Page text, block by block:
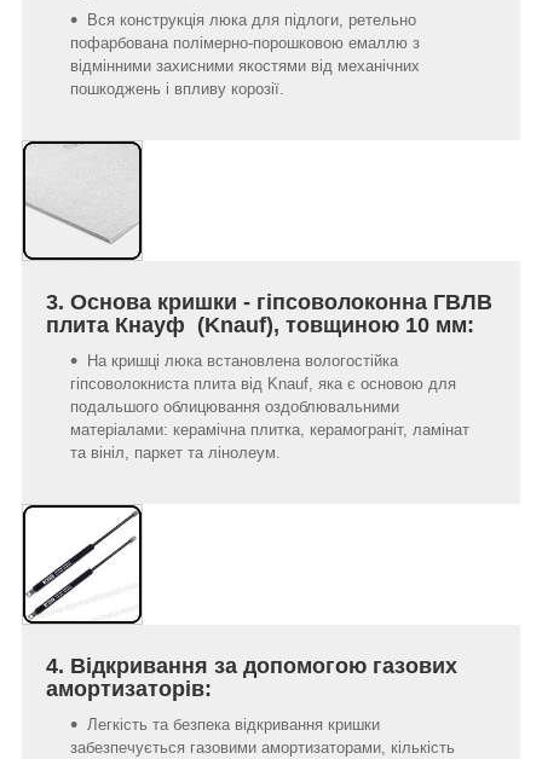
Вся конструкція люка для підлоги, ретельно
пофарбована полімерно-порошковою емаллю з
відмінними захисними якостями від механічних
пошкоджень і впливу корозії.
3. Основа кришки - гіпсоволоконна ГВЛВ
плита Кнауф (Knauf), товщиною 10 мм:
На кришці люка встановлена вологостійка
гіпсоволокниста плита від Knauf, яка є основою для
подальшого облицювання оздоблювальними
матеріалами: керамічна плитка, керамограніт, ламінат
та вініл, паркет та лінолеум.
4. Відкривання за допомогою газових
амортизаторів:
Легкість та безпека відкривання кришки
забезпечується газовими амортизаторами, кількість